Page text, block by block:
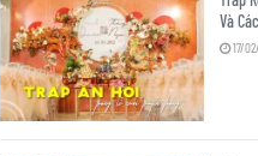
Và
17/